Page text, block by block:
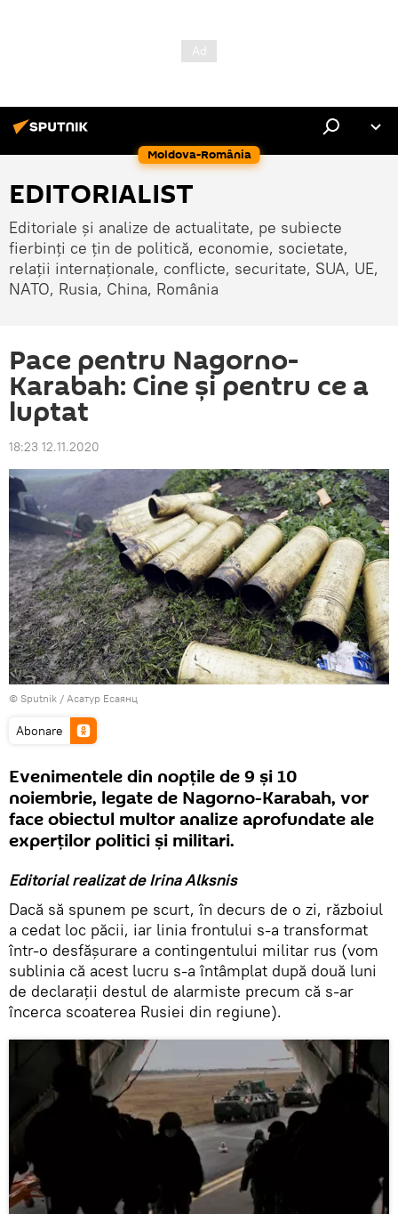
Moldova-România
EDITORIALIST
Editoriale și analize de actualitate, pe subiecte
fierbinți ce țin de politică, economie, societate,
relații internaționale, conflicte, securitate, SUA, UE,
NATO, Rusia, China, România
Pace pentru Nagorno-
Karabah: Cine și pentru ce a
luptat
18:23 12.11.2020
© Sputnik / Асатур Есаянц
Abonare
Evenimentele din nopțile de 9 și 10
noiembrie, legate de Nagorno-Karabah, vor
face obiectul multor analize aprofundate ale
experților politici și militari.
Editorial realizat de Irina Alksnis
Dacă să spunem pe scurt, în decurs de o zi, războiul
a cedat loc păcii, iar linia frontului s-a transformat
într-o desfășurare a contingentului militar rus (vom
sublinia că acest lucru s-a întâmplat după două luni
de declarații destul de alarmiste precum că s-ar
încerca scoaterea Rusiei din regiune).